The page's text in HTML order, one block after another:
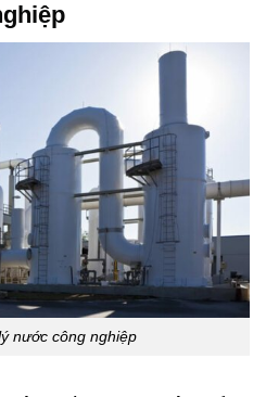
nước công nghiệp